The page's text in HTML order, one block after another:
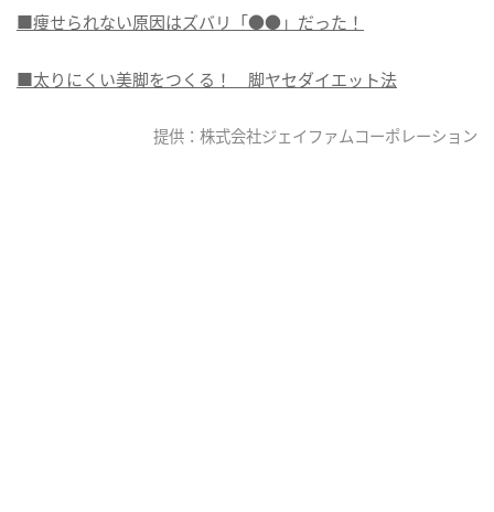
■痩せられない原因はズバリ「●●」だった！
■太りにくい美脚をつくる！ 脚ヤセダイエット法
提供：株式会社ジェイファムコーポレーション